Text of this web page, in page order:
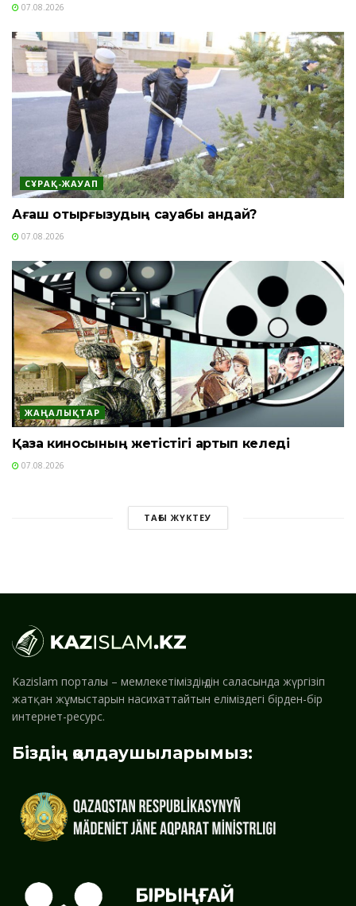
07.08.2026
СҰРАҚ-ЖАУАП
Ағаш отырғызудың сауабы қандай?
07.08.2026
ЖАҢАЛЫҚТАР
Қазақ киносының жетістігі артып келеді
07.08.2026
ТАҒЫ ЖҮКТЕУ
Kazislam порталы – мемлекетіміздің дін саласында жүргізіп
жатқан жұмыстарын насихаттайтын еліміздегі бірден-бір
интернет-ресурс.
Біздің қолдаушыларымыз: